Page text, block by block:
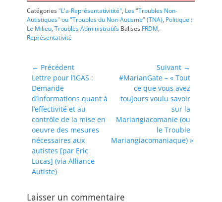
Catégories"L'a-Représentativitité", Les "Troubles Non-
Autistiques" ou "Troubles du Non-Autisme" (TNA), Politique :
Le Milieu, Troubles Administratifs Balises FRDM,
Représentativité
Navigation
de
l’article
← Précédent
Article
précédent :
Lettre pour l’IGAS :
Demande
d’informations quant à
l’effectivité et au
contrôle de la mise en
oeuvre des mesures
nécessaires aux
autistes [par Eric
Lucas] (via Alliance
Autiste)
Suivant →
Article
suivant :
#MarianGate – « Tout
ce que vous avez
toujours voulu savoir
sur la
Mariangiacomanie (ou
le Trouble
Mariangiacomaniaque) »
Laisser un commentaire